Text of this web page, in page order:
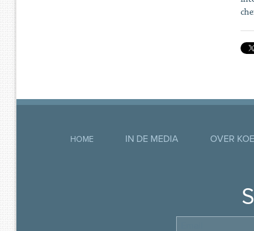
HOME IN DE MEDIA OVER